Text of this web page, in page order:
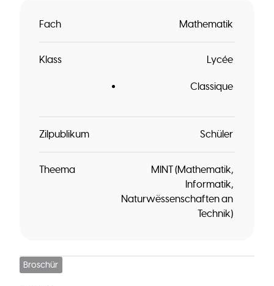
Fach Mathematik
Klass Lycée
Classique
Zilpublikum Schüler
Theema
MINT (Mathematik,
Informatik,
Naturwëssenschaften an
Technik)
Broschür